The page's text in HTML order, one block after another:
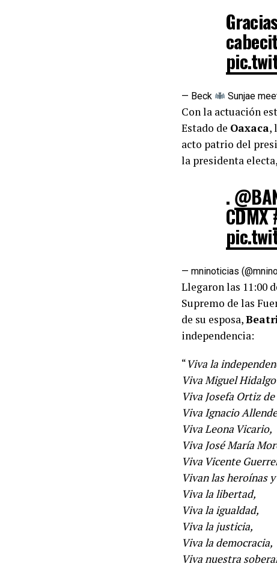
— Beck Sunjae
Con la actuación
Estado de Oaxaca,
acto patrio del
la presidenta
.
CDMX
— mninoticias
Llegaron las 11:00
Supremo de las
de su esposa,
independencia:
“Viva la
Viva Miguel
Viva Josefa Ortiz
Viva Ignacio
Viva Leona Vicario,
Viva José María
Viva Vicente
Vivan las heroínas
Viva la libertad,
Viva la igualdad,
Viva la justicia,
Viva la democracia,
Viva nuestra